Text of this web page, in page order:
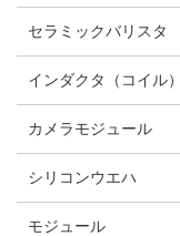
セラミックバリスタ
インダクタ（コイル）
カメラモジュール
シリコンウエハ
モジュール